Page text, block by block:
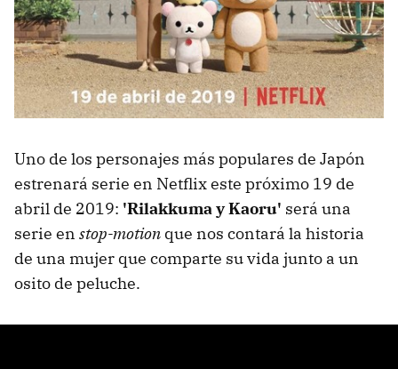
Uno de los personajes más populares de Japón
estrenará serie en Netflix este próximo 19 de
abril de 2019: 'Rilakkuma y Kaoru' será una
serie en stop-motion que nos contará la historia
de una mujer que comparte su vida junto a un
osito de peluche.